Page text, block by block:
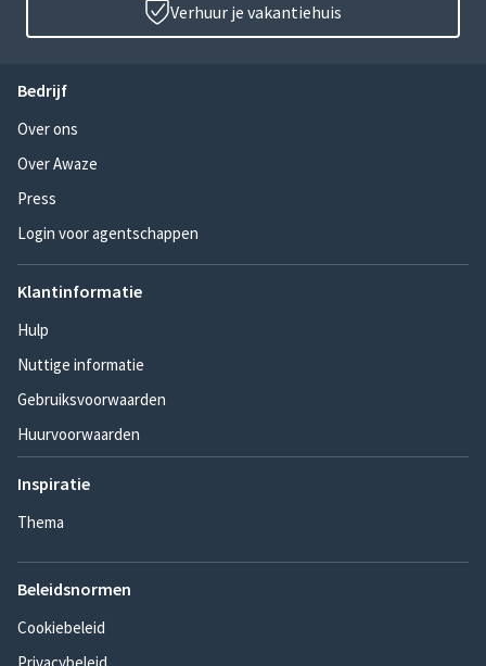
Verhuur je vakantiehuis
Bedrijf
Over ons
Over Awaze
Press
Login voor agentschappen
Klantinformatie
Hulp
Nuttige informatie
Gebruiksvoorwaarden
Huurvoorwaarden
Inspiratie
Thema
Beleidsnormen
Cookiebeleid